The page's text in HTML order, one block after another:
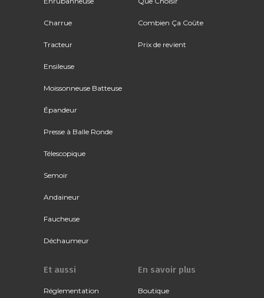
Charrue
Tracteur
Ensileuse
Moissonneuse Batteuse
Épandeur
Presse à Balle Ronde
Télescopique
Semoir
Andaineur
Faucheuse
Déchaumeur
Combien Ça Coûte
Prix de revient
Et aussi
Réglementation
En savoir plus
Boutique